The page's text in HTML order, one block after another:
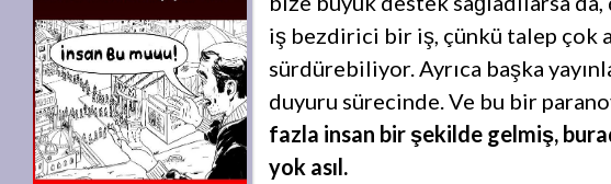
iş bezdirici bir iş, çünkü talep çok
sürdürebiliyor. Ayrıca başka
duyuru sürecinde. Ve bu bir
fazla insan bir şekilde gelmiş,
yok asıl.